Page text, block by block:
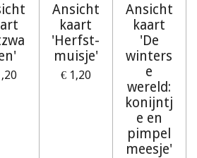
Ansicht
kaart
'Herfst-
muisje'
€ 1,20
Ansicht
kaart
'De
winters
e
wereld:
konijntj
e en
pimpel
meesje'